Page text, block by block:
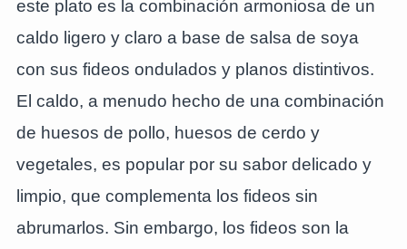
este plato es la combinación armoniosa de un
caldo ligero y claro a base de salsa de soya
con sus fideos ondulados y planos distintivos.
El caldo, a menudo hecho de una combinación
de huesos de pollo, huesos de cerdo y
vegetales, es popular por su sabor delicado y
limpio, que complementa los fideos sin
abrumarlos. Sin embargo, los fideos son la